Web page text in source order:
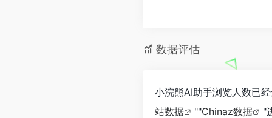
数据评估
小浣熊AI助手浏览人数已
站数据
""Chinaz数据
"